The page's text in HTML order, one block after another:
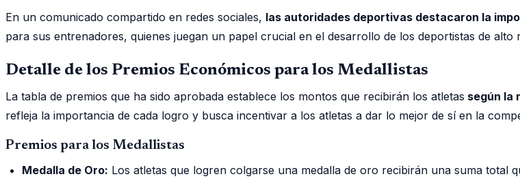
En un comunicado compartido en redes sociales, las autoridades deportivas destacaron la
para sus entrenadores, quienes juegan un papel crucial en el desarrollo de los deportistas de alto
Detalle de los Premios Económicos para los Medallistas
La tabla de premios que ha sido aprobada establece los montos que recibirán los atletas según la
refleja la importancia de cada logro y busca incentivar a los atletas a dar lo mejor de sí en la
Premios para los Medallistas
Medalla de Oro: Los atletas que logren colgarse una medalla de oro recibirán una suma total